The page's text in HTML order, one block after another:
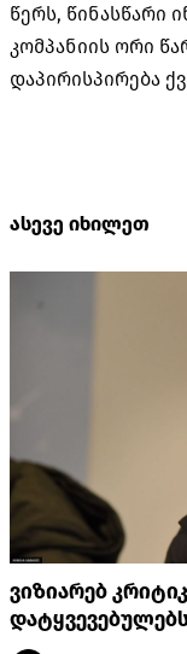
წერს,
კომპანიის ორი
დაპირისპირება
ასევე იხილეთ
ვიზიარებ